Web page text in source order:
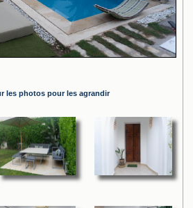
les photos pour les agrandir